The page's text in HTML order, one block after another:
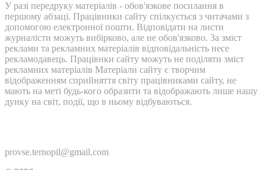
У разі передруку матеріалів - обов'язкове посилання в
першому абзаці. Працівники сайту спілкується з читачами з
допомогою електронної пошти. Відповідати на листи
журналісти можуть вибірково, але не обов'язково. За зміст
реклами та рекламних матеріалів відповідальність несе
рекламодавець. Працівнки сайту можуть не поділяти зміст
рекламних матеріалів Матеріали сайту є творчим
відображенням сприйняття світу працівниками сайту, не
мають на меті будь-кого образити та відображають лише нашу
дуику на світ, події, що в ньому відбуваються.
provse.ternopil@gmail.com